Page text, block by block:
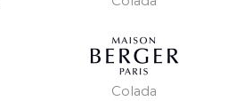
Colada